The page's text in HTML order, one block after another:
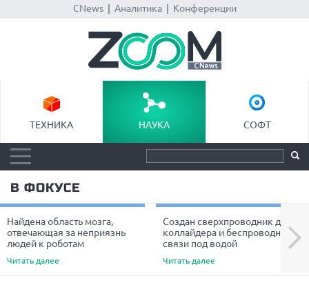
CNews| Аналитика| Конференции
ТЕХНИКА НАУКА СОФТ
В ФОКУСЕ
Найдена область мозга,
отвечающая за неприязнь
людей к роботам
Читать далее
Создан сверхпроводник для
коллайдера и беспроводной
связи под водой
Читать далее
Next